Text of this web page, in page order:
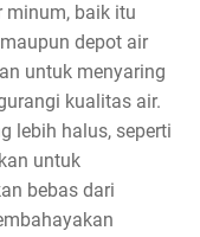
minum, baik itu
depot air
untuk menyaring
kualitas air.
lebih halus, seperti
untuk
bebas dari